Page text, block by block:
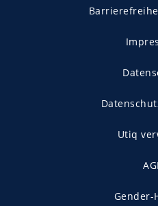
Utiq
Gender-